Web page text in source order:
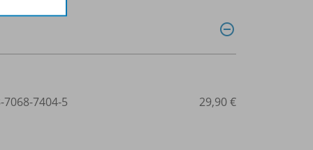
7068-7404-5 29,90 €